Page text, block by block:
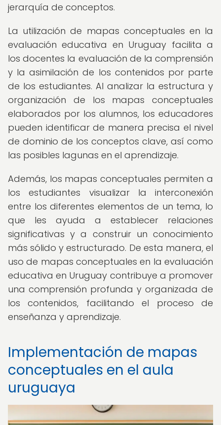
jerarquía de conceptos.
La utilización de mapas conceptuales en la
evaluación educativa en Uruguay facilita a
los docentes la evaluación de la comprensión
y la asimilación de los contenidos por parte
de los estudiantes. Al analizar la estructura y
organización de los mapas conceptuales
elaborados por los alumnos, los educadores
pueden identificar de manera precisa el nivel
de dominio de los conceptos clave, así como
las posibles lagunas en el aprendizaje.
Además, los mapas conceptuales permiten a
los estudiantes visualizar la interconexión
entre los diferentes elementos de un tema, lo
que les ayuda a establecer relaciones
significativas y a construir un conocimiento
más sólido y estructurado. De esta manera, el
uso de mapas conceptuales en la evaluación
educativa en Uruguay contribuye a promover
una comprensión profunda y organizada de
los contenidos, facilitando el proceso de
enseñanza y aprendizaje.
Implementación de mapas
conceptuales en el aula
uruguaya